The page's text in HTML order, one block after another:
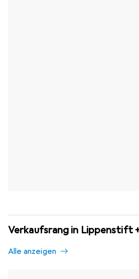
Verkaufsrang in Lippenstift
Alle anzeigen